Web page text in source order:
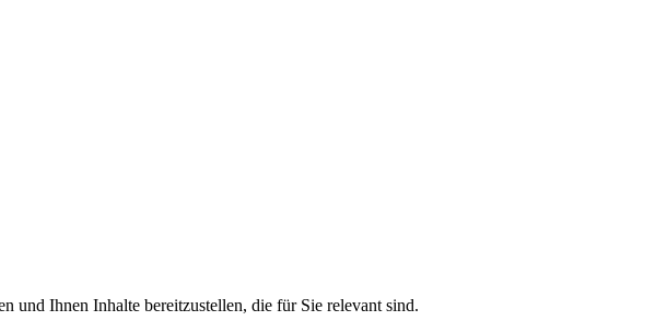
und Ihnen Inhalte bereitzustellen, die für Sie relevant sind.